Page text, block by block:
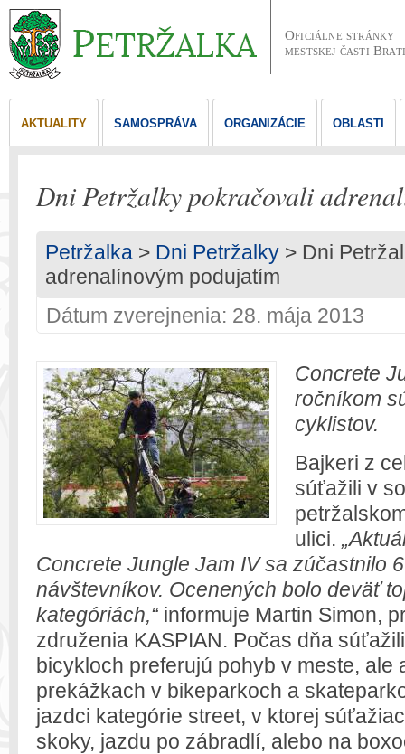
Oficiálne stránky
mestskej časti
AKTUALITY SAMOSPRÁVA ORGANIZÁCIE OBLASTI
Dni Petržalky pokračovali
Petržalka > Dni Petržalky > Dni
adrenalínovým podujatím
Dátum zverejnenia: 28. mája 2013
Concrete
ročníkom
cyklistov.
Bajkeri z
súťažili v
ulici.
Concrete Jungle Jam IV sa zúčastnilo
návštevníkov. Ocenených bolo deväť
kategóriách,“informuje Martin Simon,
združenia KASPIAN. Počas dňa
bicykloch preferujú pohyb v meste, ale
prekážkach v bikeparkoch a
jazdci kategórie street, v ktorej
skoky, jazdu po zábradlí, alebo na